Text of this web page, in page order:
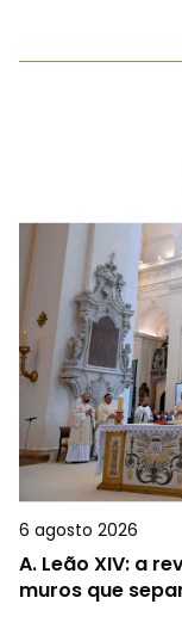
6 agosto 2026
A. Leão XIV: a
muros que